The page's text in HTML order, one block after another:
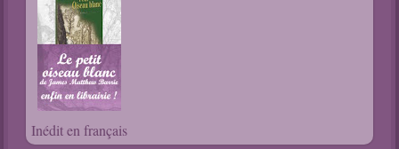
Inédit en français